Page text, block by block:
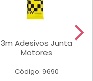
3m Adesivos Junta
Motores
Código: 9690